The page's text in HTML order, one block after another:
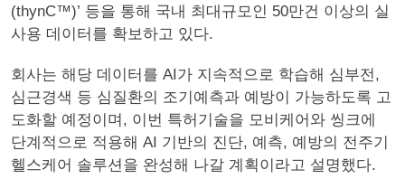
(thynC™)’ 등을 통해 국내 최대규모인 50만건 이상의 실
사용 데이터를 확보하고 있다.
회사는 해당 데이터를 AI가 지속적으로 학습해 심부전,
심근경색 등 심질환의 조기예측과 예방이 가능하도록 고
도화할 예정이며, 이번 특허기술을 모비케어와 씽크에
단계적으로 적용해 AI 기반의 진단, 예측, 예방의 전주기
헬스케어 솔루션을 완성해 나갈 계획이라고 설명했다.